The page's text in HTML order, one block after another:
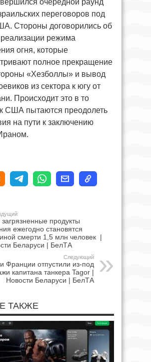
переговоров под
Стороны договорились об
режима
огня, которые
полное прекращение
«Хезболлы» и вывод
из сектора к югу от
Происходит это в то
США пытаются преодолеть
на пути к заключению
продукты
ежегодно становятся
смерти 1,5 млн человек |
Беларуси | БелТА
Следующий
Франции отпустили из-под
капитана танкера Tagor |
Новости Беларуси | БелТА
ТАКЖЕ